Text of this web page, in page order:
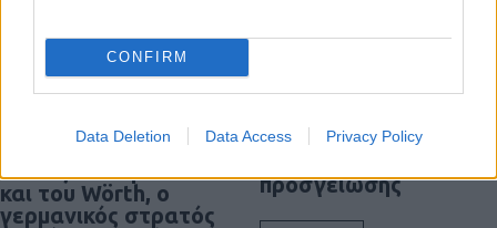
CONFIRM
Data Deletion Data Access Privacy Policy
ΣΑΝ ΣΗΜΕΡΑ – 6
Αυγούστου 1870:
Μάχες του Spicheren
και του Wörth, ο
γερμανικός στρατός
SNCASE SE.5000
μαχητικό που…
προσγείωσης